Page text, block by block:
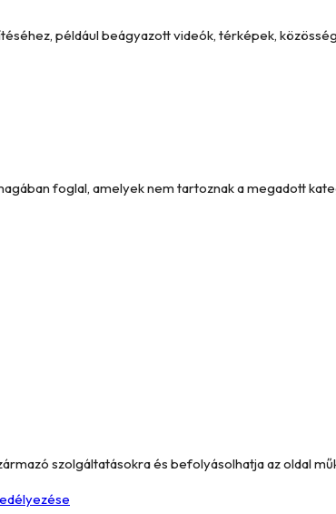
például beágyazott videók, térképek,
foglal, amelyek nem tartoznak a megadott
szolgáltatásokra és befolyásolhatja az oldal